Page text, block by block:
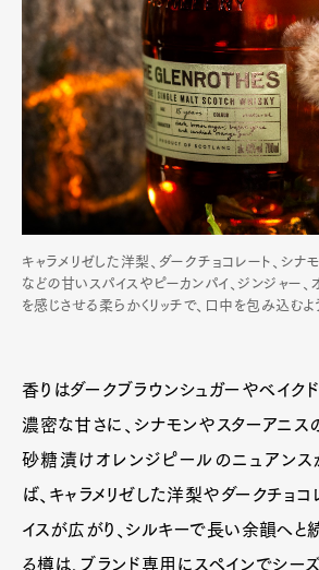
キャラメリゼした洋梨、ダークチョコレート、シナ
などの甘いスパイスやピーカンパイ、ジンジャー、
を感じさせる柔らかくリッチで、口中を包み込む
香りはダークブラウンシュガーやベイク
濃密な甘さに、シナモンやスターアニス
砂糖漬けオレンジピールのニュアンス
ば、キャラメリゼした洋梨やダークチョ
イスが広がり、シルキーで長い余韻へと
る樽は、ブランド専用にスペインでシー